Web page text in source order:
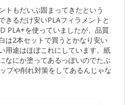
トもだいぶ固まってきたという
きるだけ安いPLAフィラメントと
PLA+を使っていましたが、品質
は2本セットで買うとかなり安い
用途はほぼこれにしています。紙
なにか塗ってあるっぽいのでたぶ
プや削れ対策をしてあるんじゃな